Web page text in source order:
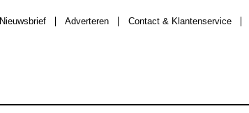
Contact & Klantenservice
Adverteren
Nieuwsbrief